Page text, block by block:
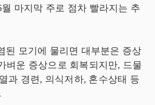
마지막 주로 점차 빨라지는 추
된 모기에 물리면 대부분은 증상
벼운 증상으로 회복되지만, 드물
과 경련, 의식저하, 혼수상태 등